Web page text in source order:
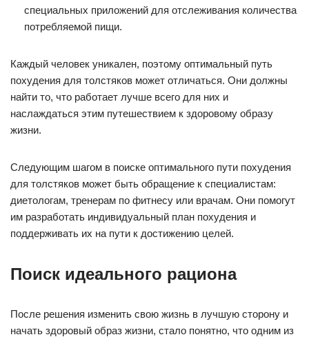
специальных приложений для отслеживания количества
потребляемой пищи.
Каждый человек уникален, поэтому оптимальный путь
похудения для толстяков может отличаться. Они должны
найти то, что работает лучше всего для них и
наслаждаться этим путешествием к здоровому образу
жизни.
Следующим шагом в поиске оптимального пути похудения
для толстяков может быть обращение к специалистам:
диетологам, тренерам по фитнесу или врачам. Они помогут
им разработать индивидуальный план похудения и
поддерживать их на пути к достижению целей.
Поиск идеального рациона
После решения изменить свою жизнь в лучшую сторону и
начать здоровый образ жизни, стало понятно, что одним из